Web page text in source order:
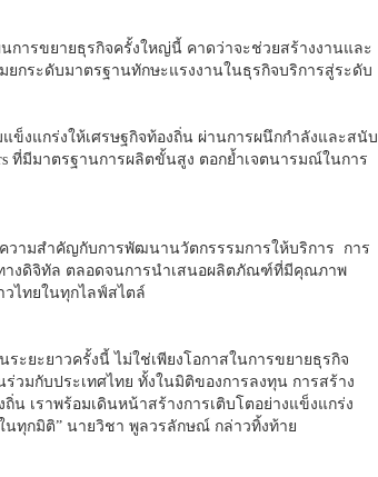
นการขยายธุรกิจครั้งใหญ่นี้ คาดว่าจะช่วยสร้างงานและ
ยกระดับมาตรฐานทักษะแรงงานในธุรกิจบริการสู่ระดับ
แข็งแกร่งให้เศรษฐกิจท้องถิ่น ผ่านการผนึกกำลังและสนับ
ที่มีมาตรฐานการผลิตขั้นสูง ตอกย้ำเจตนารมณ์ในการ
ความสำคัญกับการพัฒนานวัตกรรรมการให้บริการ การ
างดิจิทัล ตลอดจนการนำเสนอผลิตภัณฑ์ที่มีคุณภาพ
ไทยในทุกไลฟ์สไตล์
ระยะยาวครั้งนี้ ไม่ใช่เพียงโอกาสในการขยายธุรกิจ
ร่วมกับประเทศไทย ทั้งในมิติของการลงทุน การสร้าง
เราพร้อมเดินหน้าสร้างการเติบโตอย่างแข็งแกร่ง
นทุกมิติ” นายวิชา พูลวรลักษณ์ กล่าวทิ้งท้าย